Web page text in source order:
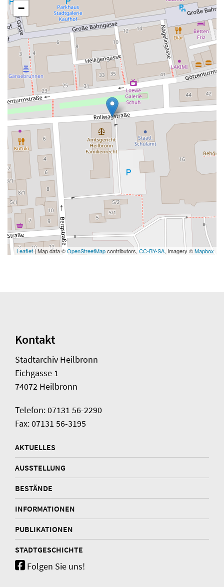
−
Leaflet| Map data ©OpenStreetMapcontributors, CC-BY-SA, Imagery ©Mapbox
Kontakt
Stadtarchiv Heilbronn
Eichgasse 1
74072 Heilbronn
Telefon: 07131 56-2290
Fax: 07131 56-3195
AKTUELLES
AUSSTELLUNG
BESTÄNDE
INFORMATIONEN
PUBLIKATIONEN
STADTGESCHICHTE
Folgen Sie uns!